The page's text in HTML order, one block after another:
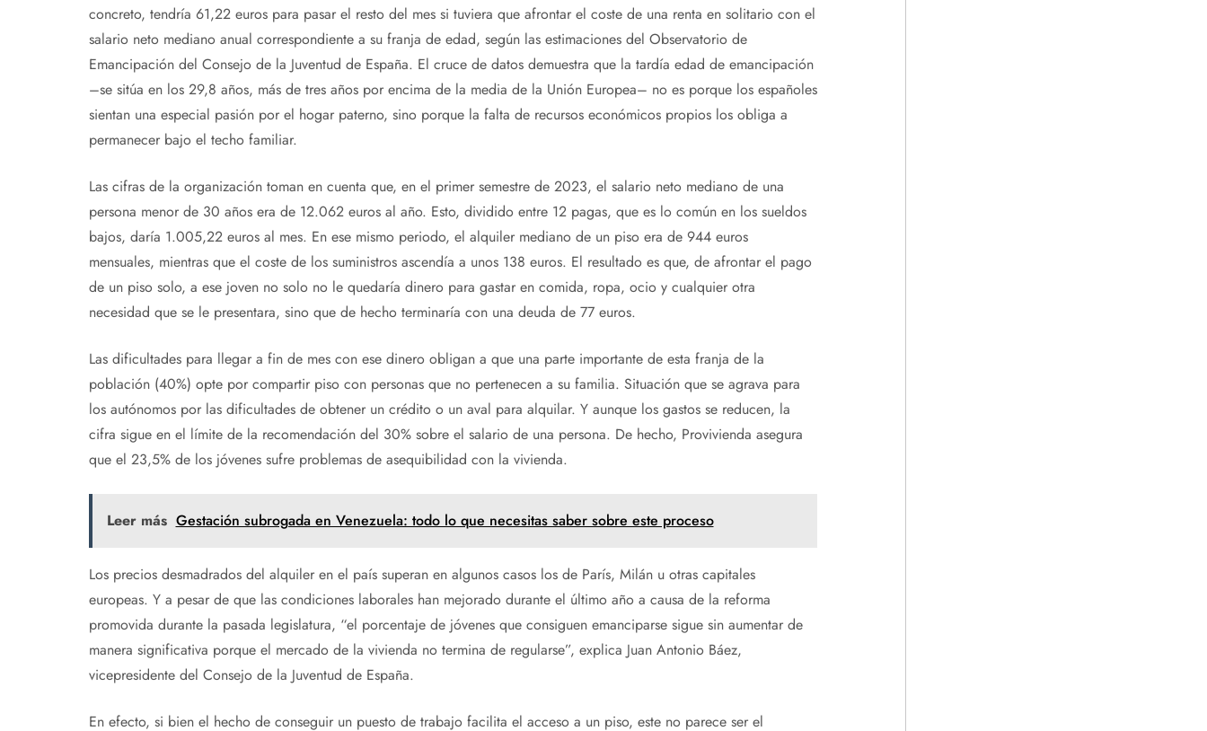
concreto, tendría 61,22 euros para pasar el resto del mes si tuviera que afrontar el coste de una renta en solitario con el
salario neto mediano anual correspondiente a su franja de edad, según las estimaciones del Observatorio de
Emancipación del Consejo de la Juventud de España. El cruce de datos demuestra que la tardía edad de emancipación
–se sitúa en los 29,8 años, más de tres años por encima de la media de la Unión Europea– no es porque los españoles
sientan una especial pasión por el hogar paterno, sino porque la falta de recursos económicos propios los obliga a
permanecer bajo el techo familiar.
Las cifras de la organización toman en cuenta que, en el primer semestre de 2023, el salario neto mediano de una
persona menor de 30 años era de 12.062 euros al año. Esto, dividido entre 12 pagas, que es lo común en los sueldos
bajos, daría 1.005,22 euros al mes. En ese mismo periodo, el alquiler mediano de un piso era de 944 euros
mensuales, mientras que el coste de los suministros ascendía a unos 138 euros. El resultado es que, de afrontar el pago
de un piso solo, a ese joven no solo no le quedaría dinero para gastar en comida, ropa, ocio y cualquier otra
necesidad que se le presentara, sino que de hecho terminaría con una deuda de 77 euros.
Las dificultades para llegar a fin de mes con ese dinero obligan a que una parte importante de esta franja de la
población (40%) opte por compartir piso con personas que no pertenecen a su familia. Situación que se agrava para
los autónomos por las dificultades de obtener un crédito o un aval para alquilar. Y aunque los gastos se reducen, la
cifra sigue en el límite de la recomendación del 30% sobre el salario de una persona. De hecho, Provivienda asegura
que el 23,5% de los jóvenes sufre problemas de asequibilidad con la vivienda.
Leer más Gestación subrogada en Venezuela: todo lo que necesitas saber sobre este proceso
Los precios desmadrados del alquiler en el país superan en algunos casos los de París, Milán u otras capitales
europeas. Y a pesar de que las condiciones laborales han mejorado durante el último año a causa de la reforma
promovida durante la pasada legislatura, “el porcentaje de jóvenes que consiguen emanciparse sigue sin aumentar de
manera significativa porque el mercado de la vivienda no termina de regularse”, explica Juan Antonio Báez,
vicepresidente del Consejo de la Juventud de España.
En efecto, si bien el hecho de conseguir un puesto de trabajo facilita el acceso a un piso, este no parece ser el